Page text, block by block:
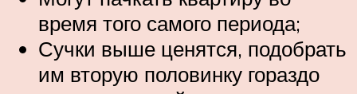
время того самого периода;
Сучки выше ценятся, подобрать
им вторую половинку гораздо